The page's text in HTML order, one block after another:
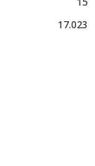
17.023